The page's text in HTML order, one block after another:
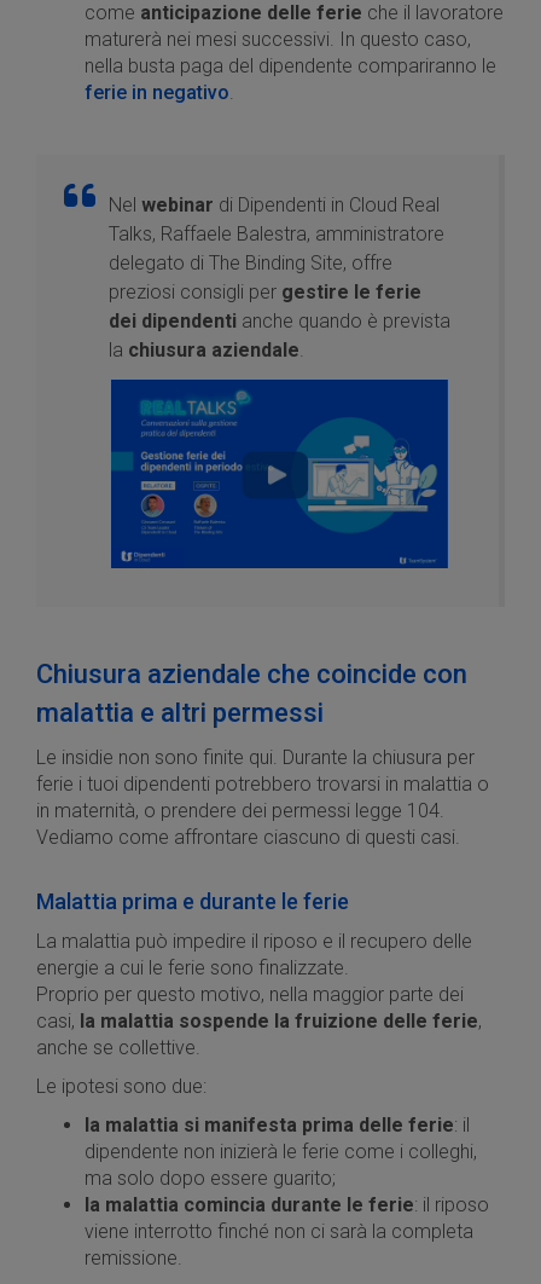
come anticipazione delle ferie che il lavoratore
maturerà nei mesi successivi. In questo caso,
nella busta paga del dipendente compariranno le
ferie in negativo
Nel webinar di Dipendenti in Cloud Real
Talks, Raffaele Balestra, amministratore
delegato di The Binding Site, offre
preziosi consigli per gestire le ferie
dei dipendenti anche quando è prevista
la chiusura aziendale
Chiusura aziendale che coincide con
malattia e altri permessi
Le insidie non sono finite qui. Durante la chiusura per
ferie i tuoi dipendenti potrebbero trovarsi in malattia o
in maternità, o prendere dei permessi legge 104.
Vediamo come affrontare ciascuno di questi casi.
Malattia prima e durante le ferie
La malattia può impedire il riposo e il recupero delle
energie a cui le ferie sono finalizzate.
Proprio per questo motivo, nella maggior parte dei
casi, la malattia sospende la fruizione delle ferie,
anche se collettive.
Le ipotesi sono due:
la malattia si manifesta prima delle ferie: il
dipendente non inizierà le ferie come i colleghi,
ma solo dopo essere guarito;
la malattia comincia durante le ferie: il riposo
viene interrotto finché non ci sarà la completa
remissione.